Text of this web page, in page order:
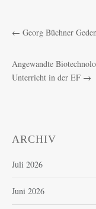
← Georg Büchner
Angewandte
Unterricht in der EF →
ARCHIV
Juli 2026
Juni 2026